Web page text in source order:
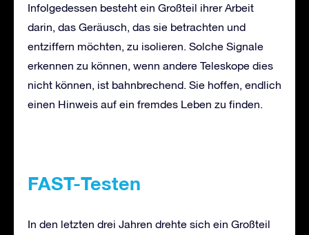
Infolgedessen besteht ein Großteil ihrer Arbeit
darin, das Geräusch, das sie betrachten und
entziffern möchten, zu isolieren. Solche Signale
erkennen zu können, wenn andere Teleskope dies
nicht können, ist bahnbrechend. Sie hoffen, endlich
einen Hinweis auf ein fremdes Leben zu finden.
FAST-Testen
In den letzten drei Jahren drehte sich ein Großteil